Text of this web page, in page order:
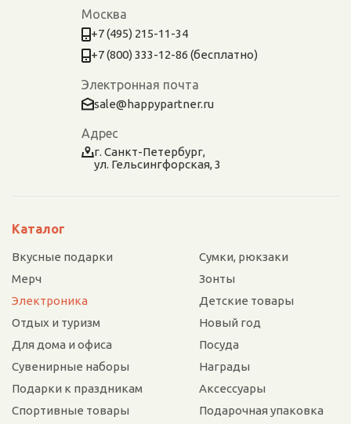
Москва
+7 (495) 215-11-34
+7 (800) 333-12-86 (бесплатно)
Электронная почта
sale@happypartner.ru
Адрес
г. Санкт-Петербург,
ул. Гельсингфорская, 3
Каталог
Вкусные подарки
Мерч
Электроника
Отдых и туризм
Для дома и офиса
Сувенирные наборы
Подарки к праздникам
Спортивные товары
Сумки, рюкзаки
Зонты
Детские товары
Новый год
Посуда
Награды
Аксессуары
Подарочная упаковка